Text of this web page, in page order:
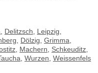
Delitzsch Leipzig
Dölzig Grimma
, Machern Schkeuditz,
Wurzen Weissenfels